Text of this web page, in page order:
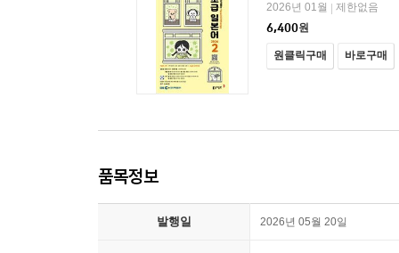
2026년 01월
제한없음
6,400원
원클릭구매 바로구매
품목정보
발행일 2026년 05월 20일